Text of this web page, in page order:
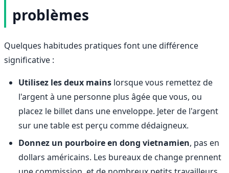
problèmes
Quelques habitudes pratiques font une différence
significative :
Utilisez les deux mains lorsque vous remettez de
l'argent à une personne plus âgée que vous, ou
placez le billet dans une enveloppe. Jeter de l'argent
sur une table est perçu comme dédaigneux.
Donnez un pourboire en dong vietnamien, pas en
dollars américains. Les bureaux de change prennent